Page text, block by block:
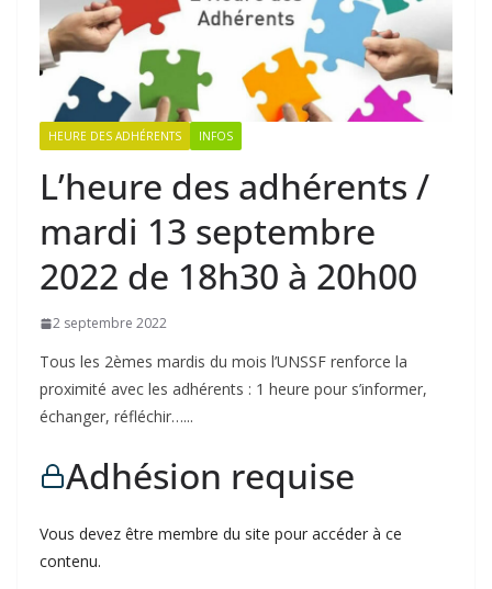
HEURE DES ADHÉRENTS INFOS
L’heure des adhérents /
mardi 13 septembre
2022 de 18h30 à 20h00
2 septembre 2022
Tous les 2èmes mardis du mois l’UNSSF renforce la
proximité avec les adhérents : 1 heure pour s’informer,
échanger, réfléchir…...
Adhésion requise
Vous devez être membre du site pour accéder à ce
contenu.